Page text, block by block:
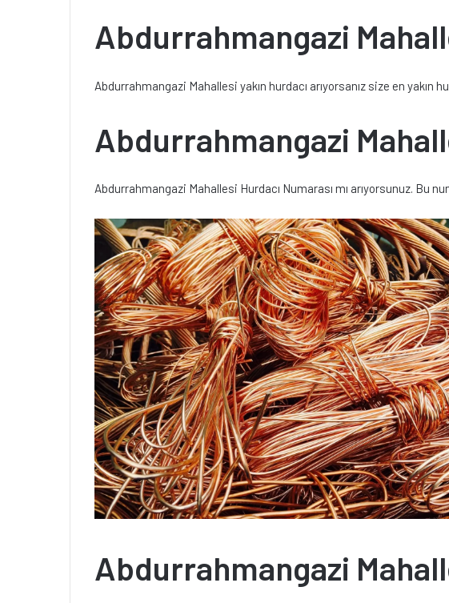
Abdurrahmangazi
Abdurrahmangazi Mahallesi yakın hurdacı arıyorsanız size en
Abdurrahmangazi
Abdurrahmangazi Mahallesi Hurdacı Numarası mı arıyorsunuz. Bu
Abdurrahmangazi